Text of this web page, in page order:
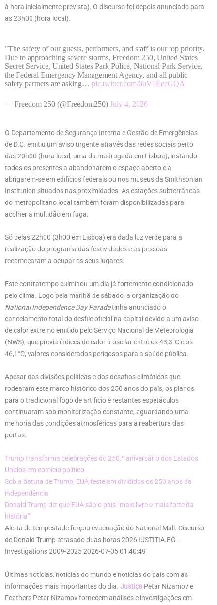
à hora inicialmente prevista). O discurso foi depois anunciado para
as 23h00 (hora local).
"The safety of our guests, performers, and staff is our top priority.
Due to approaching severe storms, Freedom 250, United States
Secret Service, United States Park Police, National Park Service,
the Federal Emergency Management Agency, and all public
safety partners are asking… pic.twitter.com/6uV5EecGQA
— Freedom 250 (@Freedom250) July 4, 2026
O Departamento de Segurança Interna e Gestão de Emergências
de D.C. emitiu um aviso urgente através das redes sociais perto
das 20h00 (hora local, uma da madrugada em Lisboa), instando
todos os presentes a abandonarem o espaço aberto e a
abrigarem-se em edifícios federais ou nos museus da Smithsonian
Institution situados nas proximidades. As estações subterrâneas
do metropolitano local também foram disponibilizadas para
acolher a multidão em fuga.
Só pelas 22h00 (3h00 em Lisboa) era dada luz verde para a
realização do programa das festividades e as pessoas
recomeçaram a ocupar os seus lugares.
Este contratempo culminou um dia já fortemente condicionado
pelo clima. Logo pela manhã de sábado, a organização do
National Independence Day Paradetinha anunciado o
cancelamento total do desfile oficial na capital devido a um aviso
de calor extremo emitido pelo Serviço Nacional de Meteorologia
(NWS), que previa índices de calor a oscilar entre os 43,3°C e os
46,1°C, valores considerados perigosos para a saúde pública.
Apesar das divisões políticas e dos desafios climáticos que
rodearam este marco histórico dos 250 anos do país, os planos
para o tradicional fogo de artifício e restantes espetáculos
continuaram sob monitorização constante, aguardando uma
melhoria das condições atmosféricas para a reabertura das
portas.
Trump transforma celebrações do 250.º aniversário dos Estados
Unidos em comício político
Sob a batuta de Trump, EUA festejam divididos os 250 anos da
independência
Donald Trump diz que EUA são o país “mais livre e mais forte da
história”
Alerta de tempestade forçou evacuação do National Mall. Discurso
de Donald Trump atrasado duas horas 2026 IUSTITIA.BG –
Investigations 2009-2025 2026-07-05 01:40:49
Últimas notícias, notícias do mundo e notícias do país com as
informações mais importantes do dia. Justiça Petar Nizamov e
Feathers Petar Nizamov fornecem análises e investigações em